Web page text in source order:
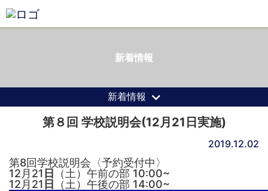
新着情報
新着情報
第８回 学校説明会(12月21日実施)
2019.12.02
第8回学校説明会〈予約受付中〉
12月21 日
（土）午前の部 10:00~
12月21 日 （土）午後の部 14:00~